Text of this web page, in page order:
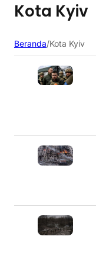
Kota Kyiv
Beranda/Kota Kyiv